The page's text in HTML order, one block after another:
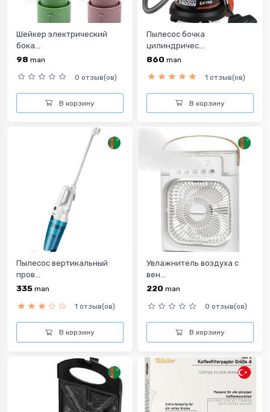
Шейкер электрический
бока...
98 man
0 отзыв(ов)
В корзину
Пылесос бочка
цилиндричес...
860 man
1 отзыв(ов)
В корзину
Пылесос вертикальный
пров...
335 man
1 отзыв(ов)
В корзину
Увлажнитель воздуха с
вен...
220 man
0 отзыв(ов)
В корзину